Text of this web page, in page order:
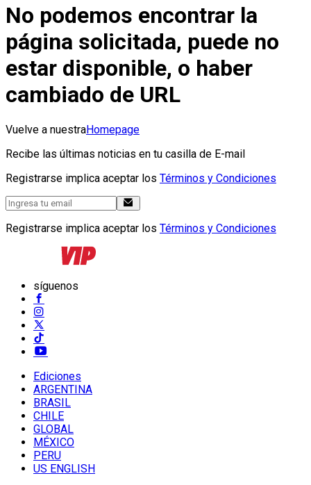
No podemos encontrar la
página solicitada, puede no
estar disponible, o haber
cambiado de URL
Vuelve a nuestraHomepage
Recibe las últimas noticias en tu casilla de E-mail
Registrarse implica aceptar los Términos y Condiciones
Registrarse implica aceptar los Términos y Condiciones
síguenos
Ediciones
ARGENTINA
BRASIL
CHILE
GLOBAL
MÉXICO
PERU
US ENGLISH